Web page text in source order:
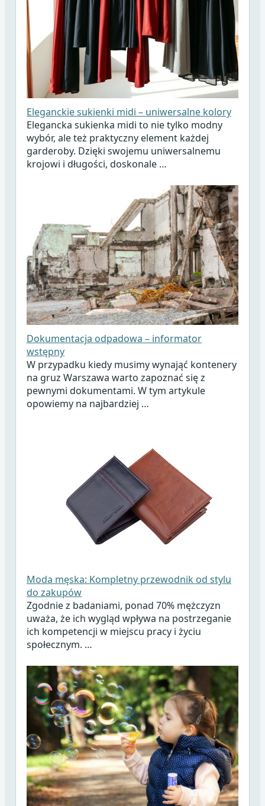
Eleganckie sukienki midi – uniwersalne kolory
Elegancka sukienka midi to nie tylko modny
wybór, ale też praktyczny element każdej
garderoby. Dzięki swojemu uniwersalnemu
krojowi i długości, doskonale …
Dokumentacja odpadowa – informator
wstępny
W przypadku kiedy musimy wynająć kontenery
na gruz Warszawa warto zapoznać się z
pewnymi dokumentami. W tym artykule
opowiemy na najbardziej …
Moda męska: Kompletny przewodnik od stylu
do zakupów
Zgodnie z badaniami, ponad 70% mężczyzn
uważa, że ich wygląd wpływa na postrzeganie
ich kompetencji w miejscu pracy i życiu
społecznym. …